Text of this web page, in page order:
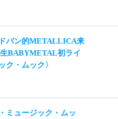
バン的METALLICA来
BABYMETAL初ライ
ク・ムック〉
ミュージック・ムッ